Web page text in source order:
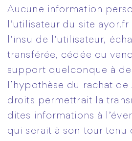
Aucune information
l’utilisateur du site ayor.fr
l’insu de l’utilisateur,
transférée, cédée ou
support quelconque à
l’hypothèse du rachat de
droits permettrait la
dites informations à
qui serait à son tour tenu